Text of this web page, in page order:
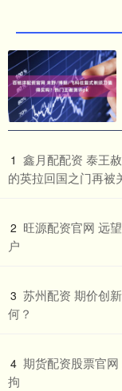
1 鑫月配配资 泰王
的英拉回国之门再被
2 旺源配资官网 远
户
3 苏州配资 期价创
何？
4 期货配资股票官
拘